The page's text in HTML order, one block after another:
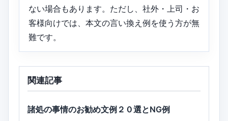
ない場合もあります。ただし、社外・上司・お
客様向けでは、本文の言い換え例を使う方が無
難です。
関連記事
諸処の事情のお勧め文例２０選とNG例